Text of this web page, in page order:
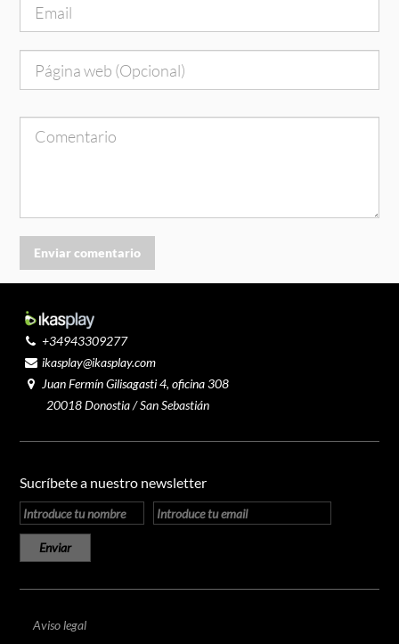
+34943309277
ikasplay@ikasplay.com
Juan Fermín Gilisagasti 4, oficina 308
20018 Donostia / San Sebastián
Sucríbete a nuestro newsletter
Aviso legal